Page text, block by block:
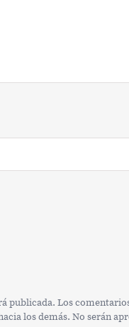
publicada. Los
los demás. No serán